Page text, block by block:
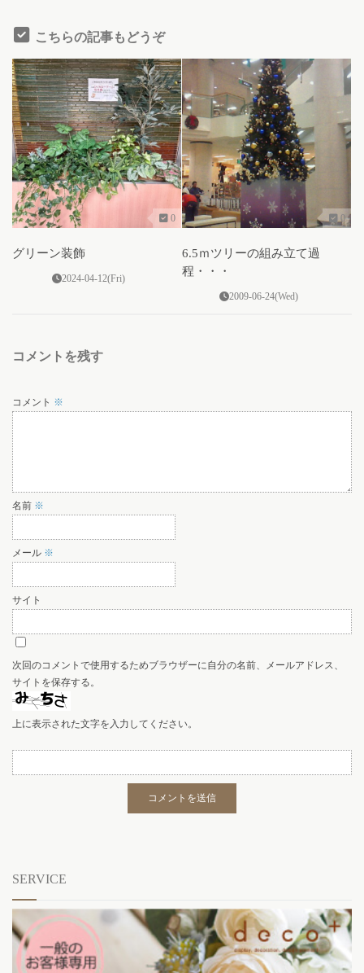
こちらの記事もどうぞ
0
グリーン装飾
2024-04-12(Fri)
0
6.5ｍツリーの組み立て過
程・・・
2009-06-24(Wed)
コメントを残す
コメント ※
名前 ※
メール ※
サイト
次回のコメントで使用するためブラウザーに自分の名前、メールアドレス、
サイトを保存する。
上に表示された文字を入力してください。
SERVICE